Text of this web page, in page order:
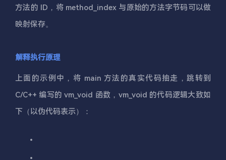
方法的 ID，将 method_index 与原始的方法字节码可以做
映射保存。
解释执行原理
上面的示例中，将 main 方法的真实代码抽走，跳转到
C/C++ 编写的 vm_void 函数，vm_void 的代码逻辑大致如
下（以伪代码表示）：